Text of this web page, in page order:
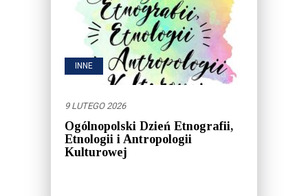
INNE
9 LUTEGO 2026
Ogólnopolski Dzień Etnografii,
Etnologii i Antropologii
Kulturowej